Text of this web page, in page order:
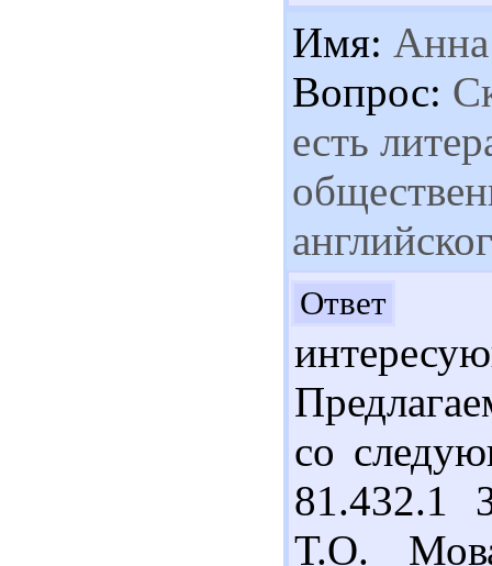
Имя: Анна
Вопрос:
есть
Ответ
со
81.432.1
Т.О. Мова